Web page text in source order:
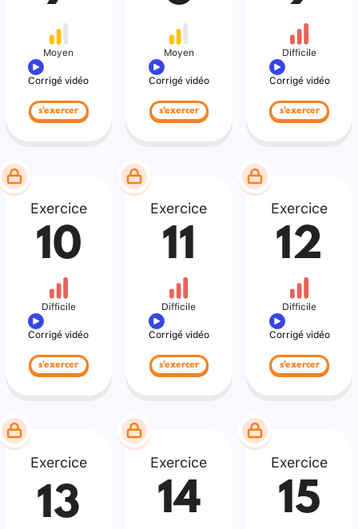
Moyen
Corrigé vidéo
s'exercer
Moyen
Corrigé vidéo
s'exercer
Difficile
Corrigé vidéo
s'exercer
Exercice
10
Difficile
Corrigé vidéo
s'exercer
Exercice
11
Difficile
Corrigé vidéo
s'exercer
Exercice
12
Difficile
Corrigé vidéo
s'exercer
Exercice
13
Exercice
14
Exercice
15